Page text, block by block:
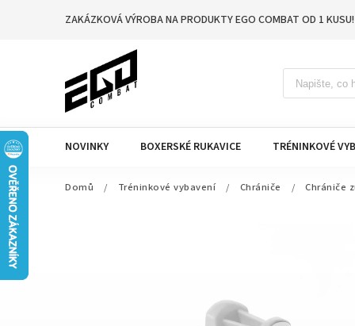
ZAKÁZKOVÁ VÝROBA NA PRODUKTY EGO COMBAT OD 1
NOVINKY BOXERSKÉ RUKAVICE TRÉNINKOVÉ
Domů / Tréninkové vybavení / Chrániče / Chrániče